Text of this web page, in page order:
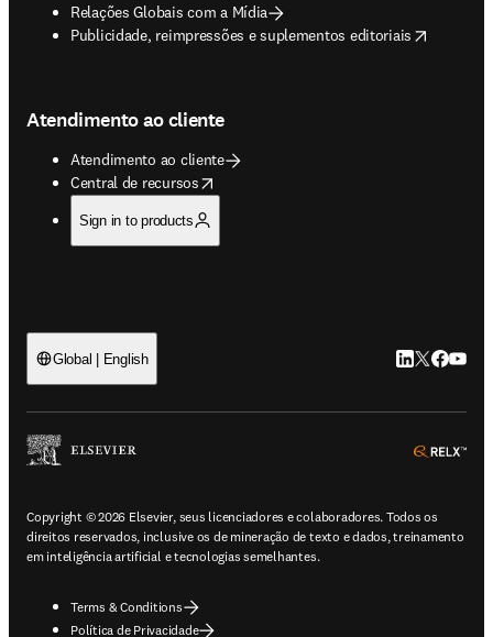
Relações Globais com a Mídia
Publicidade, reimpressões e suplementos editoriais
opens in new tab/window
Atendimento ao cliente
Atendimento ao cliente
Central de recursos
opens in new tab/window
Sign in to products
Global | English LinkedIn abre
Twitter
Copyright © 2026 Elsevier, seus licenciadores e colaboradores. Todos os
direitos reservados, inclusive os de mineração de texto e dados, treinamento
em inteligência artificial e tecnologias semelhantes.
Terms & Conditions
Política de Privacidade